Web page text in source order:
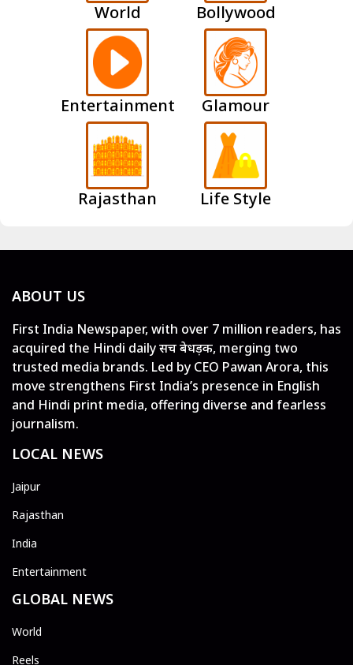
World Bollywood
Entertainment Glamour
Rajasthan Life Style
ABOUT US
First India Newspaper, with over 7 million readers, has
acquired the Hindi daily सच बेधड़क, merging two
trusted media brands. Led by CEO Pawan Arora, this
move strengthens First India’s presence in English
and Hindi print media, offering diverse and fearless
journalism.
LOCAL NEWS
Jaipur
Rajasthan
India
Entertainment
GLOBAL NEWS
World
Reels